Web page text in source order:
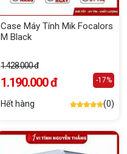
Case Máy Tính Mik Focalors
M Black
1.428.000 đ
1.190.000 đ -17%
Hết hàng (0)